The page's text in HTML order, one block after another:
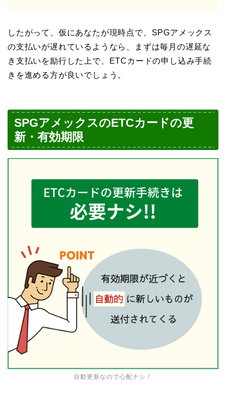
したがって、仮にあなたが現時点で、SPGアメックス
の支払いが遅れているようなら、まずは毎月の遅延な
き支払いを励行した上で、ETCカードの申し込み手続
きを進める方が良いでしょう。
SPGアメックスのETCカードの更
新・有効期限
自動更新なので心配ナシ！